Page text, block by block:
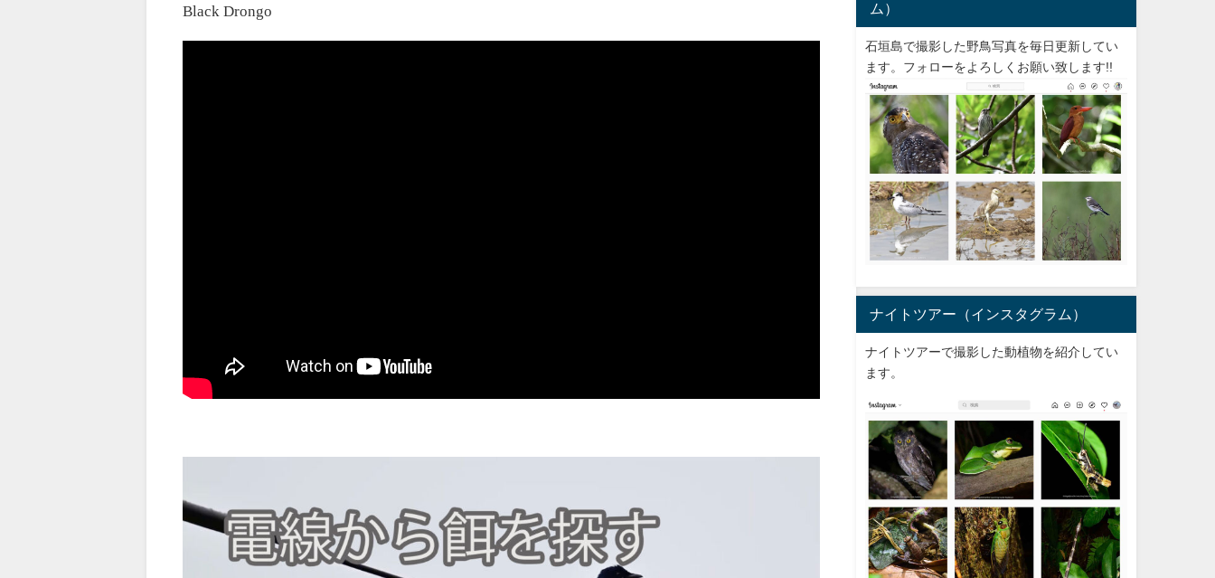
Black Drongo
ム）
石垣島で撮影した野鳥写真を毎日更新してい
ます。フォローをよろしくお願い致します!!
ナイトツアー（インスタグラム）
ナイトツアーで撮影した動植物を紹介してい
ます。